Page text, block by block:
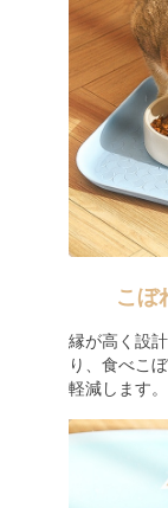
こぼ
縁が高く設
り、食べこ
軽減します。